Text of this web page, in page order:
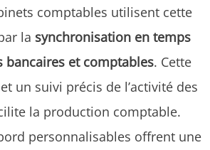
comptables utilisent cette
la synchronisation en temps
bancaires et comptables. Cette
un suivi précis de l’activité des
la production comptable.
personnalisables offrent une